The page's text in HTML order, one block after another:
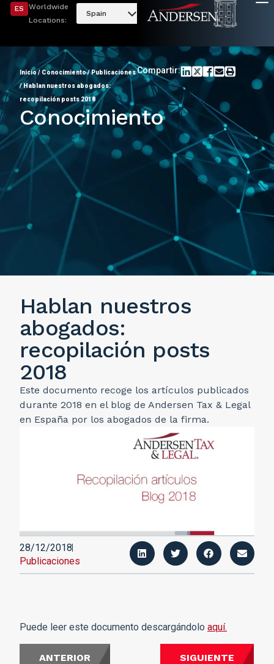
ES
Worldwide
Locations:
Spain
Inicio/ Conocimiento/Publicaciones
/Hablan nuestros abogados:
recopilación posts 2018
Compartir:
Conocimiento
Hablan nuestros
abogados:
recopilación posts
2018
Este documento recoge los artículos publicados
durante 2018 en el blog de Andersen Tax & Legal
en España por los abogados de la firma.
28/12/2018
Publicaciones
Puede leer este documento descargándolo aquí.
ANTERIOR SIGUIENTE